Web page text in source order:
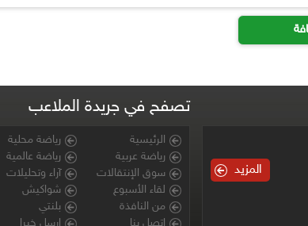
المزيد
تصفح في جريدة الملاعب
الرئيسية
رياضة محلية
رياضة عربية
رياضة عالمية
سوق الإنتقالات
آراء وتحليلات
لقاء الأسبوع
شواكيش
من النافذة
بلنتي